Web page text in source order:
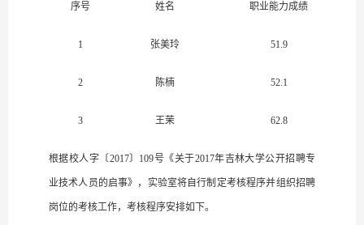
序号
姓名 职业能力成绩
1 张美玲 51.9
2 陈楠 52.1
3 王茉 62.8
根据校人字〔2017〕109号《关于2017年吉林大学公开招聘专
业技术人员的启事》，实验室将自行制定考核程序并组织招聘
岗位的考核工作，考核程序安排如下。